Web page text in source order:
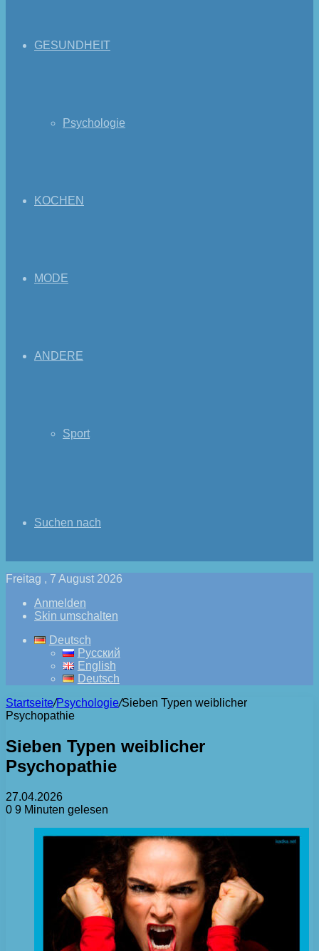
GESUNDHEIT
Psychologie
KOCHEN
MODE
ANDERE
Sport
Suchen nach
Freitag , 7 August 2026
Anmelden
Skin umschalten
Deutsch
Русский
English
Deutsch
Startseite/Psychologie/Sieben Typen weiblicher
Psychopathie
Sieben Typen weiblicher
Psychopathie
27.04.2026
0 9 Minuten gelesen